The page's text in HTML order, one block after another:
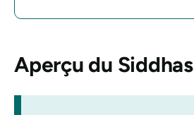
Aperçu du